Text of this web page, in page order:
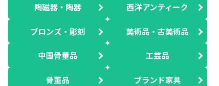
陶磁器・陶器 西洋アンティーク
ブロンズ・彫刻 美術品・古美術品
中国骨董品 工芸品
骨董品 ブランド家具